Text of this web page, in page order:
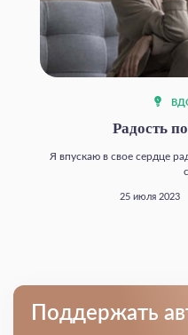
Радость
Я впускаю в свое сердце
25 июля 2023
Поддержать